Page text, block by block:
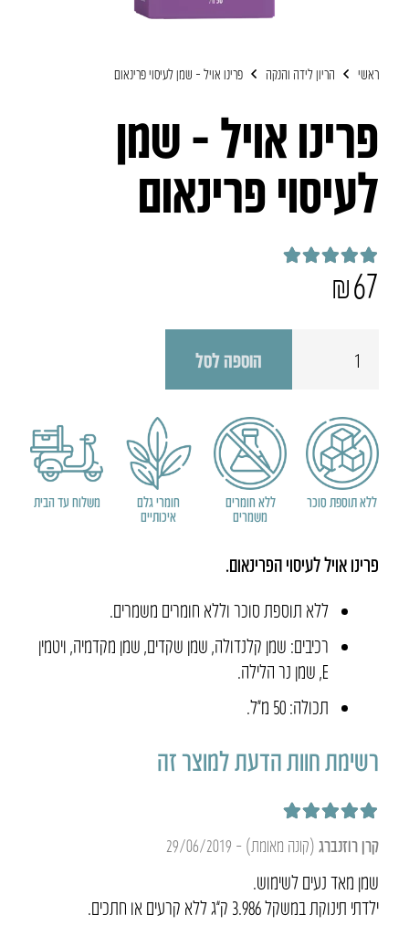
ראשי הריון לידה והנקה פרינו אויל – שמן לעיסוי פרינאום
פרינו אויל – שמן
לעיסוי פרינאום
דורג5.00
₪67
אויל
-
שמן
לעיסוי
הוספה לסל
ללא תוספת סוכר
ללא חומרים
משמרים
חומרי גלם
איכותיים
משלוח עד הבית
פרינו אויל לעיסוי הפרינאום.
ללא תוספת סוכר וללא חומרים משמרים.
רכיבים: שמן קלנדולה, שמן שקדים, שמן מקדמיה, ויטמין
E, שמן נר הלילה.
תכולה: 50 מ״ל.
רשימת חוות הדעת למוצר זה
קרן רוזנברג (קונה מאומת) –
29/06/2019
שמן מאד נעים לשימוש.
ילדתי תינוקת במשקל 3.986 ק”ג ללא קרעים או חתכים.